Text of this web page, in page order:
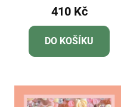
410 Kč
DO KOŠÍKU